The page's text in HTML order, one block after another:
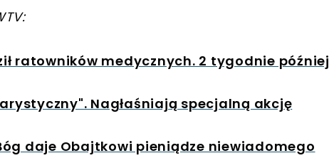
ratowników medycznych. 2 tygodnie później
Nagłaśniają specjalną akcję
daje Obajtkowi pieniądze niewiadomego